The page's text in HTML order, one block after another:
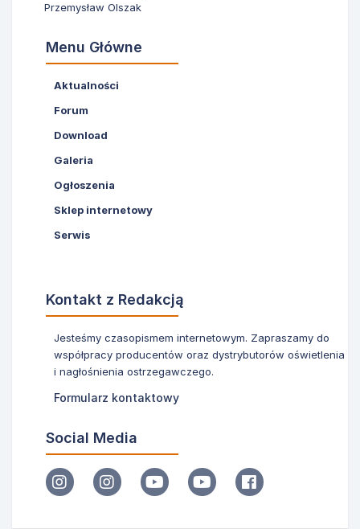
Przemysław Olszak
Menu Główne
Aktualności
Forum
Download
Galeria
Ogłoszenia
Sklep internetowy
Serwis
Kontakt z Redakcją
Jesteśmy czasopismem internetowym. Zapraszamy do
współpracy producentów oraz dystrybutorów oświetlenia
i nagłośnienia ostrzegawczego.
Formularz kontaktowy
Social Media